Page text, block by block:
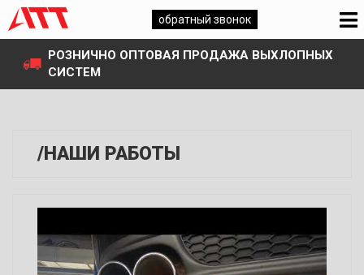
обратный звонок
РОЗНИЧНО ОПТОВАЯ ПРОДАЖА ВЫХЛОПНЫХ
СИСТЕМ
/НАШИ РАБОТЫ